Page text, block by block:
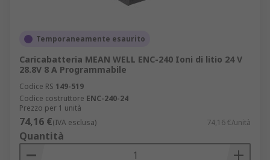
Temporaneamente esaurito
Caricabatteria MEAN WELL ENC-240 Ioni di litio 24 V
28.8V 8 A Programmabile
Codice RS 149-519
Codice costruttore ENC-240-24
Prezzo per 1 unità
74,16 €(IVA esclusa) 74,16 €/unità
Quantità